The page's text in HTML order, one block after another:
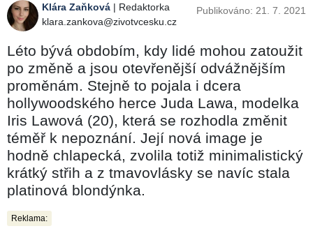
Klára Zaňková | Redaktorka
klara.zankova@zivotvcesku.cz
Publikováno: 21. 7. 2021
Léto bývá obdobím, kdy lidé mohou zatoužit
po změně a jsou otevřenější odvážnějším
proměnám. Stejně to pojala i dcera
hollywoodského herce Juda Lawa, modelka
Iris Lawová (20), která se rozhodla změnit
téměř k nepoznání. Její nová image je
hodně chlapecká, zvolila totiž minimalistický
krátký střih a z tmavovlásky se navíc stala
platinová blondýnka.
Reklama: